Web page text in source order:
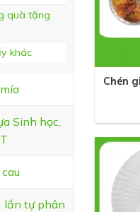
quà tặng
khác
Sinh học,
lần tự phân
Chén